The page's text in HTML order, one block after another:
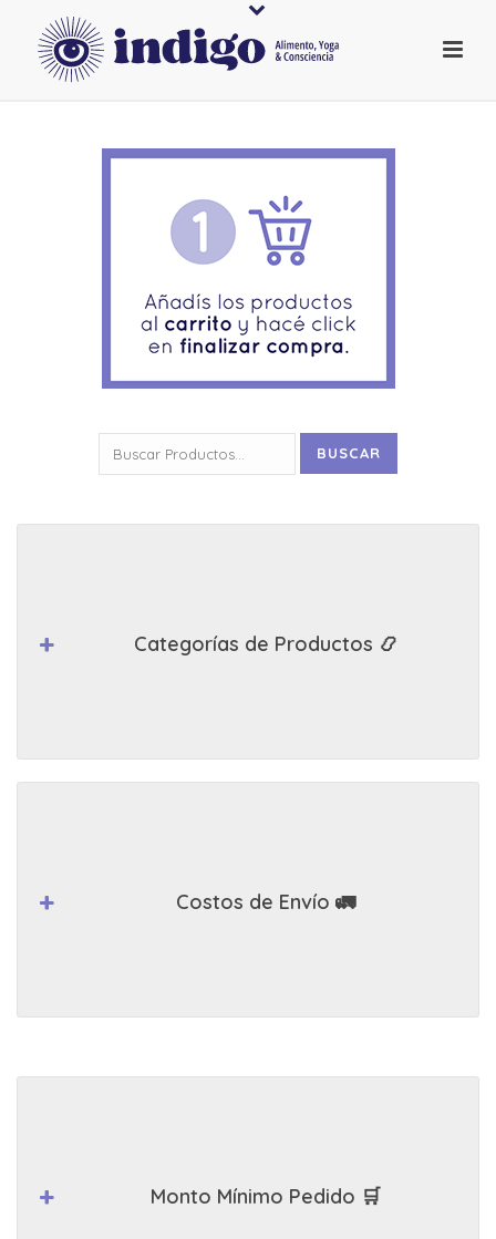
por:
BUSCAR
Categorías de Productos 📿
Costos de Envío 🚛
Monto Mínimo Pedido 🛒